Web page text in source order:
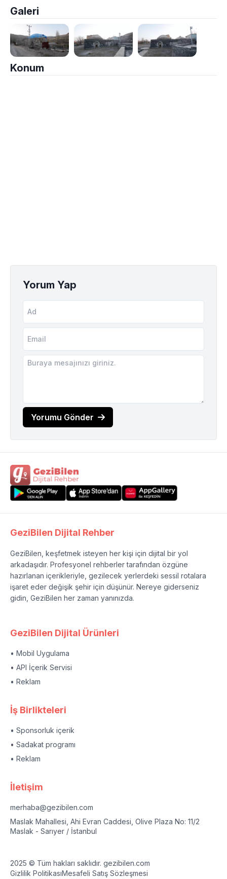
Galeri
Konum
Yorum Yap
Yorumu Gönder
GeziBilen Dijital Rehber
GeziBilen, keşfetmek isteyen her kişi için dijital bir yol
arkadaşıdır. Profesyonel rehberler tarafından özgüne
hazırlanan içerikleriyle, gezilecek yerlerdeki sessil rotalara
işaret eder değişik şehir için düşünür. Nereye giderseniz
gidin, GeziBilen her zaman yanınızda.
GeziBilen Dijital Ürünleri
• Mobil Uygulama
• API İçerik Servisi
• Reklam
İş Birlikteleri
• Sponsorluk içerik
• Sadakat programı
• Reklam
İletişim
merhaba@gezibilen.com
Maslak Mahallesi, Ahi Evran Caddesi, Olive Plaza No: 11/2
Maslak - Sarıyer / İstanbul
2025 © Tüm hakları saklıdır. gezibilen.com
Gizlilik PolitikasıMesafeli Satış Sözleşmesi